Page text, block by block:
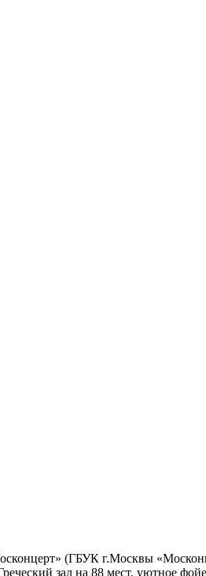
(ГБУК г.Москвы
зал на 88 мест, уютное